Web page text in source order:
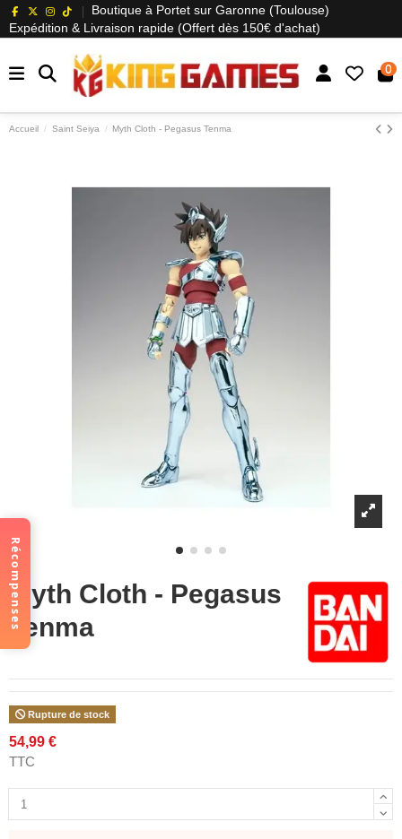
Boutique à Portet sur Garonne (Toulouse)
Expédition & Livraison rapide (Offert dès 150€ d'achat)
0
Accueil Saint Seiya Myth Cloth - Pegasus Tenma
Myth Cloth - Pegasus
Tenma
Rupture de stock
54,99 €
TTC
Récompenses